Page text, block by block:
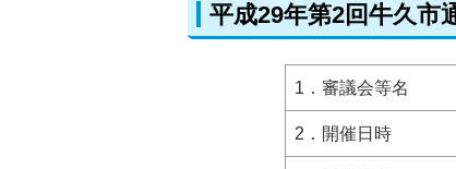
平成29年第2回牛久市
1．審議会等名
2．開催日時